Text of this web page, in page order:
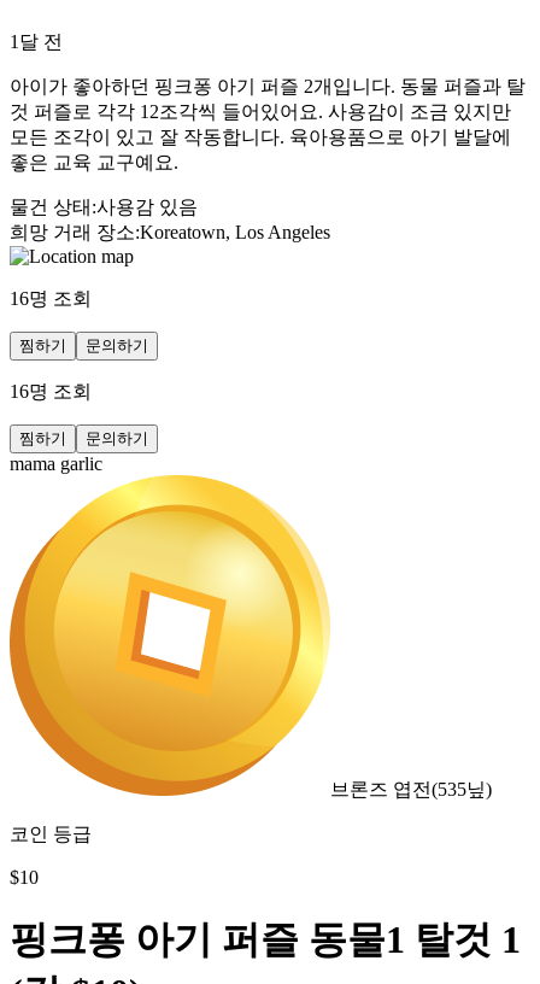
1달 전
아이가 좋아하던 핑크퐁 아기 퍼즐 2개입니다. 동물 퍼즐과 탈
것 퍼즐로 각각 12조각씩 들어있어요. 사용감이 조금 있지만
모든 조각이 있고 잘 작동합니다. 육아용품으로 아기 발달에
좋은 교육 교구예요.
물건 상태 :사용감 있음
희망 거래 장소:Koreatown, Los Angeles
16명 조회
찜하기 문의하기
16명 조회
찜하기 문의하기
mama garlic
브론즈 엽전(535닢)
코인 등급
$10
핑크퐁 아기 퍼즐 동물1 탈것 1